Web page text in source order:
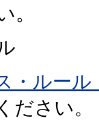
。
・ルー
ださい。